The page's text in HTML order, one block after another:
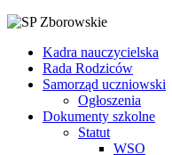
Kadra nauczycielska
Rada Rodziców
Samorząd uczniowski
Ogłoszenia
Dokumenty szkolne
Statut
WSO